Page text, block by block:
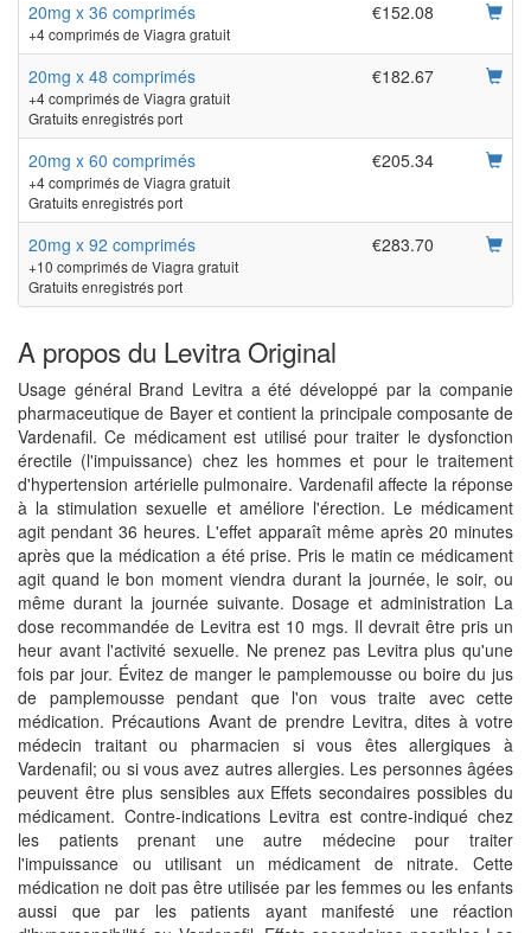
20mg x 36 comprimés
+4 comprimés de Viagra gratuit
€152.08
20mg x 48 comprimés
+4 comprimés de Viagra gratuit
Gratuits enregistrés port
€182.67
20mg x 60 comprimés
+4 comprimés de Viagra gratuit
Gratuits enregistrés port
€205.34
20mg x 92 comprimés
+10 comprimés de Viagra gratuit
Gratuits enregistrés port
€283.70
A propos du Levitra Original
Usage général Brand Levitra a été développé par la companie
pharmaceutique de Bayer et contient la principale composante de
Vardenafil. Ce médicament est utilisé pour traiter le dysfonction
érectile (l'impuissance) chez les hommes et pour le traitement
d'hypertension artérielle pulmonaire. Vardenafil affecte la réponse
à la stimulation sexuelle et améliore l'érection. Le médicament
agit pendant 36 heures. L'effet apparaît même après 20 minutes
après que la médication a été prise. Pris le matin ce médicament
agit quand le bon moment viendra durant la journée, le soir, ou
même durant la journée suivante. Dosage et administration La
dose recommandée de Levitra est 10 mgs. Il devrait être pris un
heur avant l'activité sexuelle. Ne prenez pas Levitra plus qu'une
fois par jour. Évitez de manger le pamplemousse ou boire du jus
de pamplemousse pendant que l'on vous traite avec cette
médication. Précautions Avant de prendre Levitra, dites à votre
médecin traitant ou pharmacien si vous êtes allergiques à
Vardenafil; ou si vous avez autres allergies. Les personnes âgées
peuvent être plus sensibles aux Effets secondaires possibles du
médicament. Contre-indications Levitra est contre-indiqué chez
les patients prenant une autre médecine pour traiter
l'impuissance ou utilisant un médicament de nitrate. Cette
médication ne doit pas être utilisée par les femmes ou les enfants
aussi que par les patients ayant manifesté une réaction